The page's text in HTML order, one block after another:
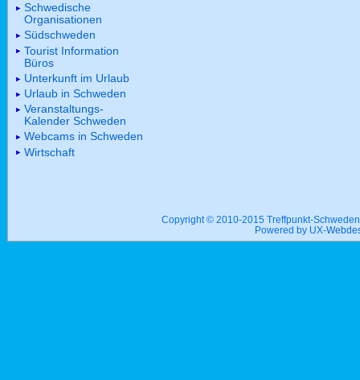
Schwedische
Organisationen
Südschweden
Tourist Information
Büros
Unterkunft im Urlaub
Urlaub in Schweden
Veranstaltungs-
Kalender Schweden
Webcams in Schweden
Wirtschaft
Copyright © 2010-2015 Treffpunkt-
Powered by UX-